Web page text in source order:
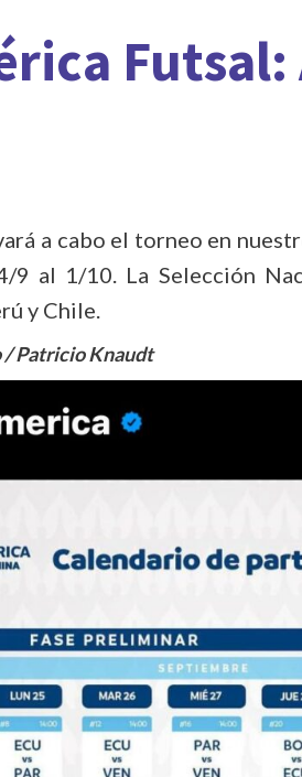
a cabo el torneo en
9 al 1/10. La Selección
y Chile.
/ Patricio Knaudt